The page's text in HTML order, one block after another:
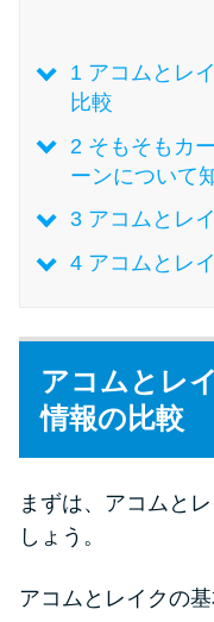
リ
得
最
ー
特
種類や特
銀
の
お
1 アコムとレ
比較
2 そもそもカ
ーンについて
3アコムとレ
4アコムとレ
アコムとレ
情報の比較
まずは、アコムと
しょう。
アコムとレイクの